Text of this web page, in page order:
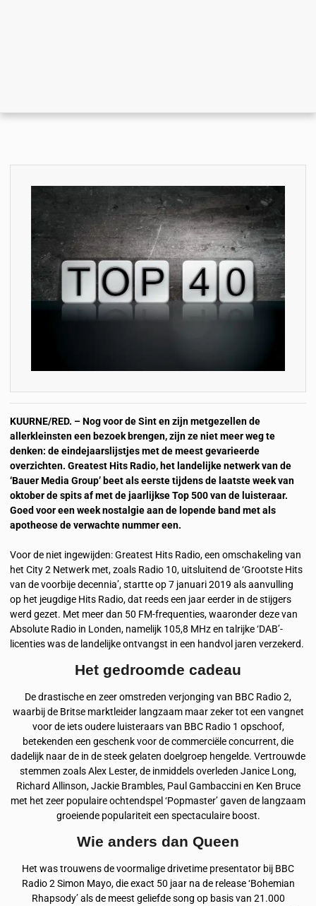
KUURNE/RED. – Nog voor de Sint en zijn metgezellen de
allerkleinsten een bezoek brengen, zijn ze niet meer weg te
denken: de eindejaarslijstjes met de meest gevarieerde
overzichten. Greatest Hits Radio, het landelijke netwerk van de
‘Bauer Media Group’ beet als eerste tijdens de laatste week van
oktober de spits af met de jaarlijkse Top 500 van de luisteraar.
Goed voor een week nostalgie aan de lopende band met als
apotheose de verwachte nummer een.
Voor de niet ingewijden: Greatest Hits Radio, een omschakeling van
het City 2 Netwerk met, zoals Radio 10, uitsluitend de ‘Grootste Hits
van de voorbije decennia’, startte op 7 januari 2019 als aanvulling
op het jeugdige Hits Radio, dat reeds een jaar eerder in de stijgers
werd gezet. Met meer dan 50 FM-frequenties, waaronder deze van
Absolute Radio in Londen, namelijk 105,8 MHz en talrijke ‘DAB’-
licenties was de landelijke ontvangst in een handvol jaren verzekerd.
Het gedroomde cadeau
De drastische en zeer omstreden verjonging van BBC Radio 2,
waarbij de Britse marktleider langzaam maar zeker tot een vangnet
voor de iets oudere luisteraars van BBC Radio 1 opschoof,
betekenden een geschenk voor de commerciële concurrent, die
dadelijk naar de in de steek gelaten doelgroep hengelde. Vertrouwde
stemmen zoals Alex Lester, de inmiddels overleden Janice Long,
Richard Allinson, Jackie Brambles, Paul Gambaccini en Ken Bruce
met het zeer populaire ochtendspel ‘Popmaster’ gaven de langzaam
groeiende populariteit een spectaculaire boost.
Wie anders dan Queen
Het was trouwens de voormalige drivetime presentator bij BBC
Radio 2 Simon Mayo, die exact 50 jaar na de release ‘Bohemian
Rhapsody’ als de meest geliefde song op basis van 21.000